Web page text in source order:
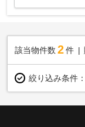
該当物件数 2件
絞り込み条件：